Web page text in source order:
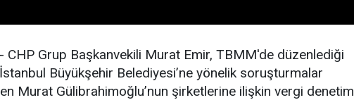
- CHP Grup Başkanvekili Murat Emir, TBMM'de düzenlediği
İstanbul Büyükşehir Belediyesi’ne yönelik soruşturmalar
Murat Gülibrahimoğlu’nun şirketlerine ilişkin vergi denetim